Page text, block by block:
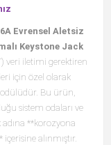
Evrensel Aletsiz
Keystone Jack
veri iletimi gerektiren
için özel olarak
Bu ürün,
sistem odaları ve
**korozyona
alınmıştır.